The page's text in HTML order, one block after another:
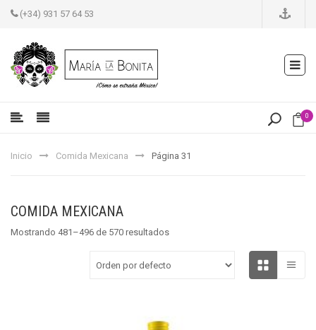
(+34) 931 57 64 53
0
Inicio Comida Mexicana Página 31
COMIDA MEXICANA
Mostrando 481–496 de 570 resultados